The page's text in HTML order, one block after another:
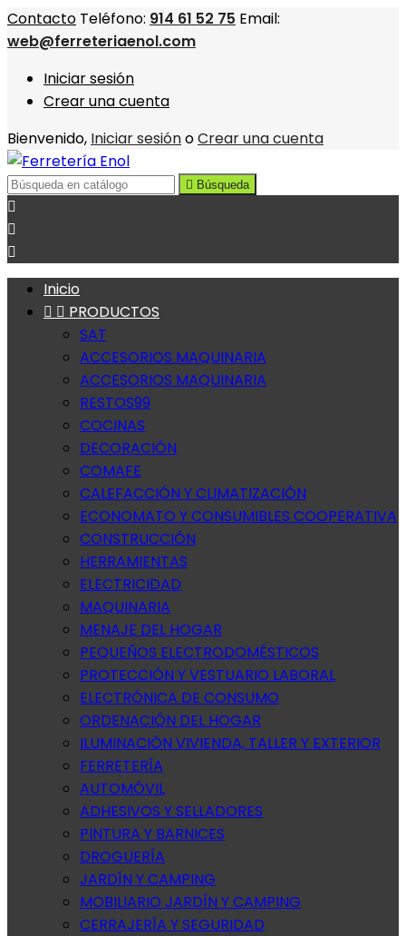
Contacto Teléfono: 914 61 52 75 Email:
web@ferreteriaenol.com
Iniciar sesión
Crear una cuenta
Bienvenido, Iniciar sesiónoCrear una cuenta
 Búsqueda



Inicio
  PRODUCTOS
SAT
ACCESORIOS MAQUINARIA
ACCESORIOS MAQUINARIA
RESTOS99
COCINAS
DECORACIÓN
COMAFE
CALEFACCIÓN Y CLIMATIZACIÓN
ECONOMATO Y CONSUMIBLES COOPERATIVA
CONSTRUCCIÓN
HERRAMIENTAS
ELECTRICIDAD
MAQUINARIA
MENAJE DEL HOGAR
PEQUEÑOS ELECTRODOMÉSTICOS
PROTECCIÓN Y VESTUARIO LABORAL
ELECTRÓNICA DE CONSUMO
ORDENACIÓN DEL HOGAR
ILUMINACIÓN VIVIENDA, TALLER Y EXTERIOR
FERRETERÍA
AUTOMÓVIL
ADHESIVOS Y SELLADORES
PINTURA Y BARNICES
DROGUERÍA
JARDÍN Y CAMPING
MOBILIARIO JARDÍN Y CAMPING
CERRAJERÍA Y SEGURIDAD